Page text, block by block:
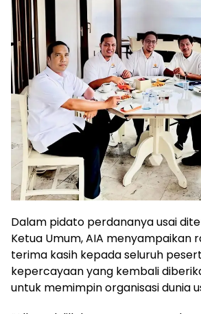
Dalam pidato perdananya usai
Ketua Umum, AIA menyampaikan
terima kasih kepada seluruh
kepercayaan yang kembali
untuk memimpin organisasi dunia